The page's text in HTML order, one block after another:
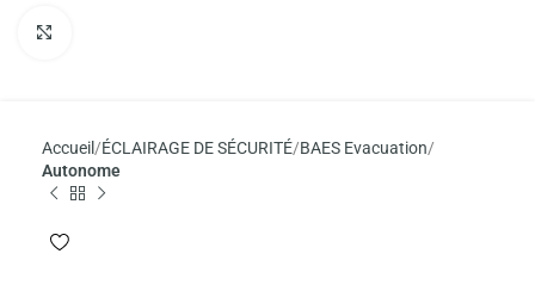
Accueil ÉCLAIRAGE DE SÉCURITÉ BAES Evacuation
Autonome